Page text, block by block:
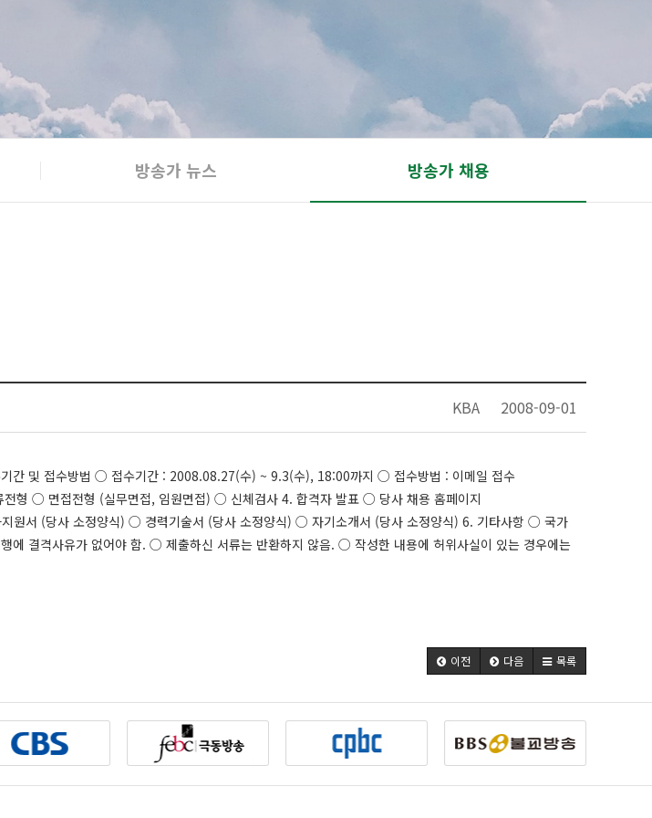
방송가 뉴스 방송가 채용
KBA 2008-09-01
및 접수방법 ○ 접수기간 : 2008.08.27(수) ~ 9.3(수), 18:00까지 ○ 접수방법 : 이메일 접수
○ 면접전형 (실무면접, 임원면접) ○ 신체검사 4. 합격자 발표 ○ 당사 채용 홈페이지
(당사 소정양식) ○ 경력기술서 (당사 소정양식) ○ 자기소개서 (당사 소정양식) 6. 기타사항 ○ 국가
에 결격사유가 없어야 함. ○ 제출하신 서류는 반환하지 않음. ○ 작성한 내용에 허위사실이 있는 경우에는
이전 다음 목록